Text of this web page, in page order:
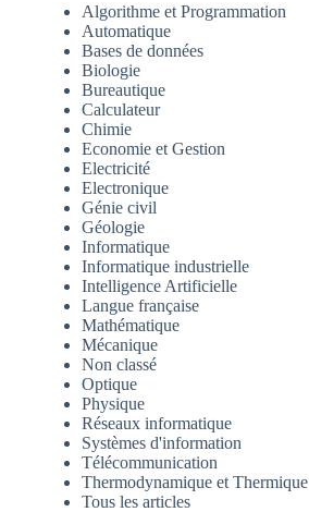
Algorithme et Programmation
Automatique
Bases de données
Biologie
Bureautique
Calculateur
Chimie
Economie et Gestion
Electricité
Electronique
Génie civil
Géologie
Informatique
Informatique industrielle
Intelligence Artificielle
Langue française
Mathématique
Mécanique
Non classé
Optique
Physique
Réseaux informatique
Systèmes d'information
Télécommunication
Thermodynamique et Thermique
Tous les articles